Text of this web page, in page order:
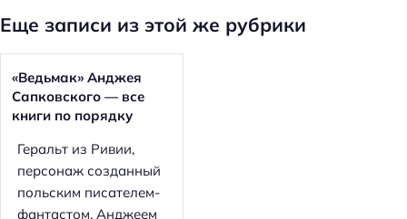
Еще записи из этой же рубрики
«Ведьмак» Анджея
Сапковского — все
книги по порядку
Геральт из Ривии,
персонаж созданный
польским писателем-
фантастом, Анджеем